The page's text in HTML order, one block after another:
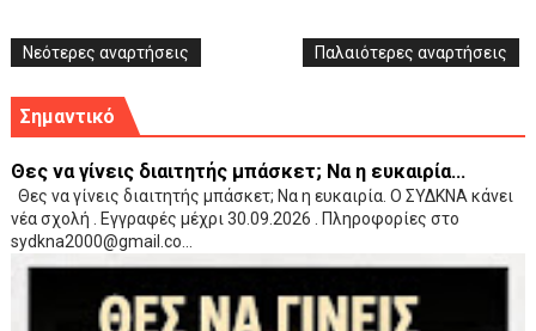
Νεότερες αναρτήσεις Παλαιότερες αναρτήσεις
Σημαντικό
Θες να γίνεις διαιτητής μπάσκετ; Να η ευκαιρία...
Θες να γίνεις διαιτητής μπάσκετ; Να η ευκαιρία. Ο ΣΥΔΚΝΑ κάνει
νέα σχολή . Εγγραφές μέχρι 30.09.2026 . Πληροφορίες στο
sydkna2000@gmail.co...